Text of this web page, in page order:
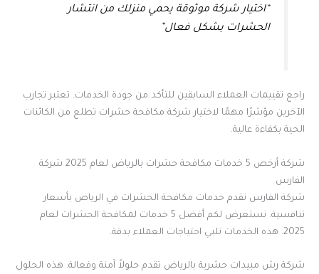
“اختيار شركة موثوقة يحمي منزلك من انتشار
الحشرات بشكل فعال”
راجع تقييمات العملاء السابقين للتأكد من جودة الخدمات. تعتبر تجارب
الآخرين مؤشرًا مهمًا لاختيار شركة مكافحة حشرات تطلع من الكائنات
الحية بكفاءة عالية.
شركة أرخص 5 خدمات مكافحة حشرات بالرياض لعام 2025 شركة
الفارس
شركة الفارس تقدم خدمات مكافحة الحشرات في الرياض بأسعار
تنافسية. نستعرض لكم أفضل 5 خدمات لمكافحة الحشرات لعام
2025. هذه الخدمات تلبي احتياجات العملاء بدقة.
شركة رش مبيدات حشرية بالرياض تقدم حلولاً آمنة وفعالة. هذه الحلول